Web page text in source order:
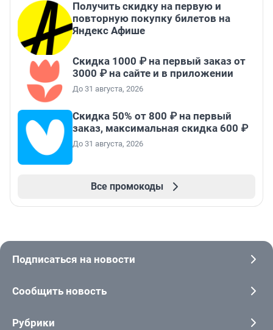
Получить скидку на первую и
повторную покупку билетов на
Яндекс Афише
Скидка 1000 ₽ на первый заказ от
3000 ₽ на сайте и в приложении
До 31 августа, 2026
Скидка 50% от 800 ₽ на первый
заказ, максимальная скидка 600 ₽
До 31 августа, 2026
Все промокоды
Подписаться на новости
Сообщить новость
Рубрики